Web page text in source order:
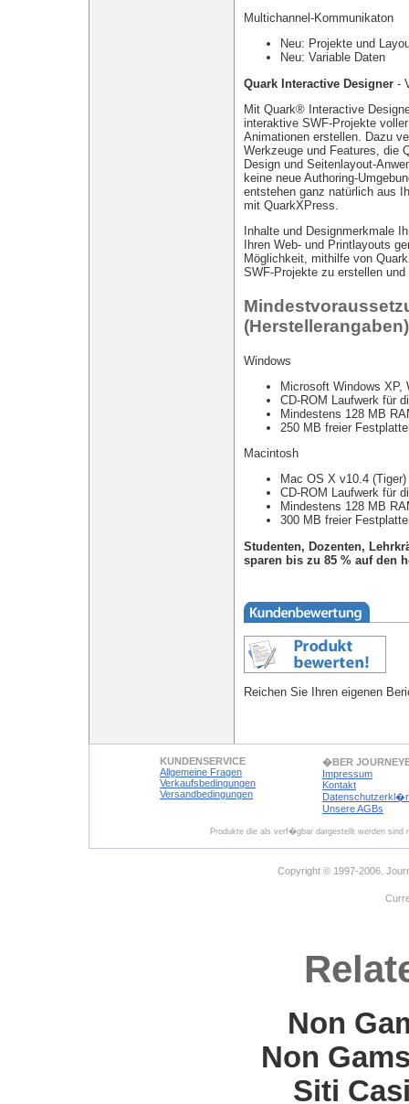
Multichannel-Kommunikaton
Neu: Projekte und
Neu: Variable Daten
Quark Interactive Designer -
Mit Quark® Interactive
interaktive SWF-Projekte
Animationen erstellen. Dazu
Werkzeuge und Features, die
Design und Seitenlayout-
keine neue Authoring-
entstehen ganz natürlich aus
mit QuarkXPress.
Inhalte und Designmerkmale
Ihren Web- und Printlayouts
Möglichkeit, mithilfe von
SWF-Projekte zu erstellen
(Herstellerangaben)
Windows
Microsoft Windows XP,
CD-ROM Laufwerk für
Mindestens 128 MB
250 MB freier
Macintosh
Mac OS X v10.4 (Tiger)
CD-ROM Laufwerk für
Mindestens 128 MB
300 MB freier
Studenten, Dozenten,
sparen bis zu 85 % auf den
Reichen Sie Ihren eigenen
KUNDENSERVICE
Allgemeine Fragen
Verkaufsbedingungen
Versandbedingungen
�BER
Impressum
Kontakt
Unsere AGBs
Produkte die als verf�gbar dargestellt werden sind
Copyright © 1997-2006.
Non
Non
Siti